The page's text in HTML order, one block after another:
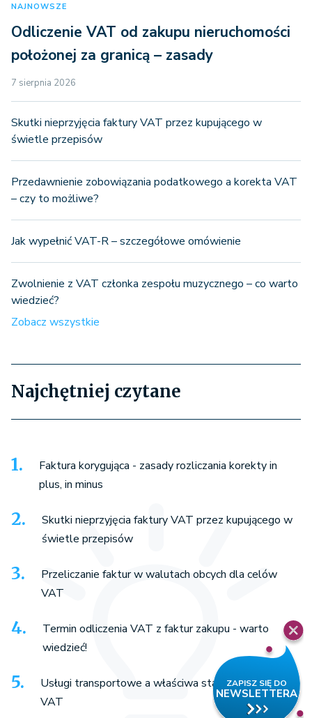
NAJNOWSZE
Odliczenie VAT od zakupu nieruchomości
położonej za granicą – zasady
7 sierpnia 2026
Skutki nieprzyjęcia faktury VAT przez kupującego w
świetle przepisów
Przedawnienie zobowiązania podatkowego a korekta VAT
– czy to możliwe?
Jak wypełnić VAT-R – szczegółowe omówienie
Zwolnienie z VAT członka zespołu muzycznego – co warto
wiedzieć?
Zobacz wszystkie
Najchętniej czytane
Faktura korygująca - zasady rozliczania korekty in
plus, in minus
Skutki nieprzyjęcia faktury VAT przez kupującego w
świetle przepisów
Przeliczanie faktur w walutach obcych dla celów
VAT
Termin odliczenia VAT z faktur zakupu - warto
wiedzieć!
Usługi transportowe a właściwa stawka podatku
VAT